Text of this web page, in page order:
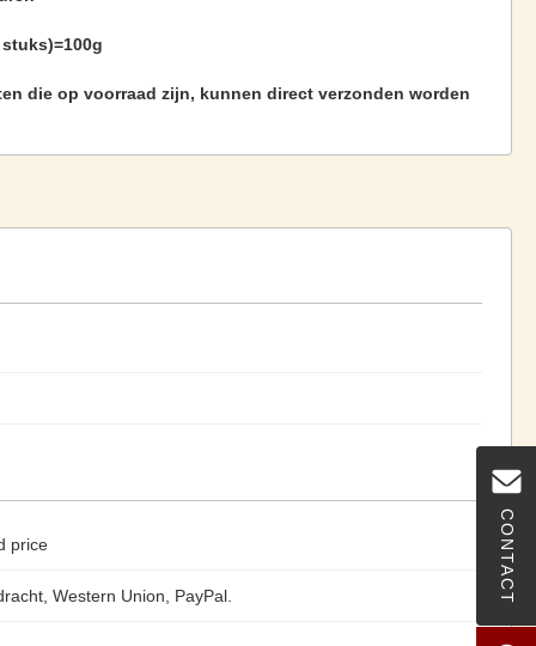
CONTACT
die op voorraad zijn, kunnen direct verzonden worden
price
Western Union, PayPal.